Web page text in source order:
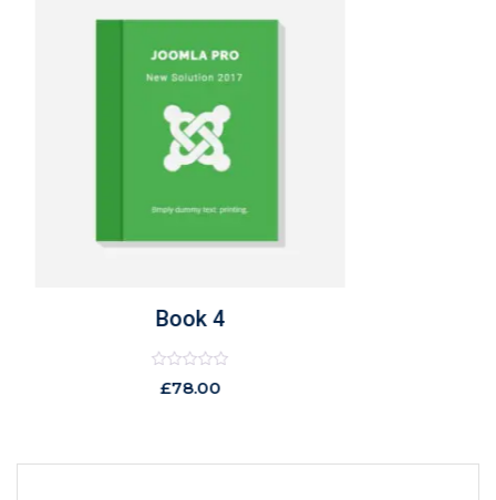
Book 4
78.00